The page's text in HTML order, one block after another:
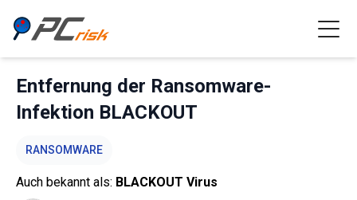
Entfernung der Ransomware-
Infektion BLACKOUT
RANSOMWARE
Auch bekannt als: BLACKOUT Virus